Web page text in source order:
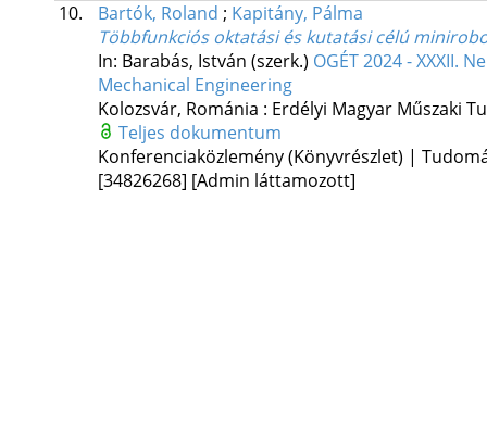
10.
Bartók, Roland ; Kapitány, Pálma
Többfunkciós oktatási és kutatási célú
In: Barabás, István (szerk.) OGÉT 2024 - XXXII.
Mechanical Engineering
Kolozsvár, Románia : Erdélyi Magyar Műszaki
Teljes dokumentum
Konferenciaközlemény (Könyvrészlet) |
[34826268] [Admin láttamozott]